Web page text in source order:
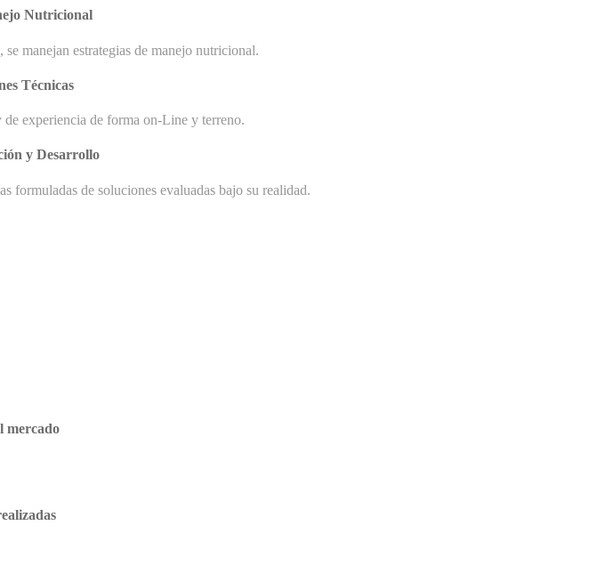
Nutricional
manejan estrategias de manejo nutricional.
Técnicas
experiencia de forma on-Line y terreno.
y Desarrollo
formuladas de soluciones evaluadas bajo su realidad.
mercado